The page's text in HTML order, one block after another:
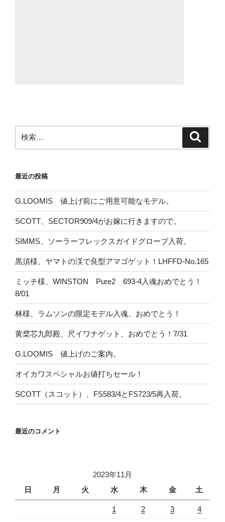
検
索:
最近の投稿
G.LOOMIS 値上げ前にご用意可能なモデル。
SCOTT、SECTOR909/4がお嫁に行きますので。
SIMMS、ソーラーフレックスガイドグローブ入荷。
黒須様、ヤマトの渓で良型アマゴゲット！LHFFD-No.165
ミッチ様、WINSTON Pure2 693-4入魂おめでとう！
8/01
林様、ラムソンの限定モデル入魂、おめでとう！
黄檗芯九郎殿、尺イワナゲット、おめでとう！7/31
G.LOOMIS 値上げのご案内。
オイカワスペシャルお値打ちセール！
SCOTT（スコット）、FS583/4とFS723/5再入荷。
最近のコメント
2023年11月
日
月 火 水 木 金 土
1 2 3 4